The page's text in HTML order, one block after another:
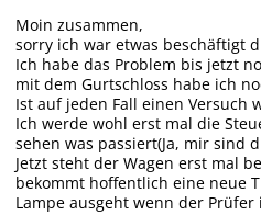
Moin zusammen,
sorry ich war etwas beschäftigt
Ich habe das Problem bis jetzt
mit dem Gurtschloss habe ich
Ist auf jeden Fall einen Versuch
Ich werde wohl erst mal die
sehen was passiert(Ja, mir sind
Jetzt steht der Wagen erst mal
bekommt hoffentlich eine neue
Lampe ausgeht wenn der Prüfer